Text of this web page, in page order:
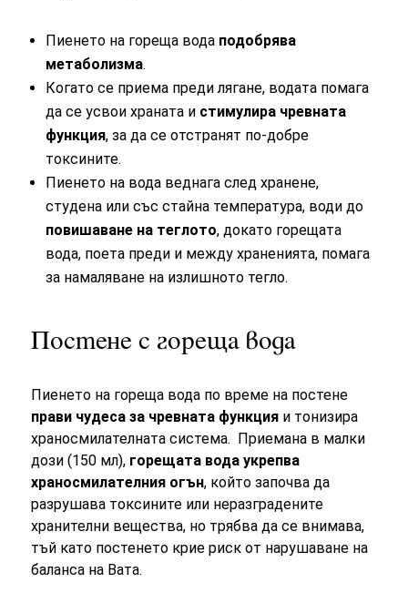
Пиенето на гореща вода подобрява
метаболизма.
Когато се приема преди лягане, водата помага
да се усвои храната и стимулира чревната
функция, за да се отстранят по-добре
токсините.
Пиенето на вода веднага след хранене,
студена или със стайна температура, води до
повишаване на теглото, докато горещата
вода, поета преди и между храненията, помага
за намаляване на излишното тегло.
Постене с гореща вода
Пиенето на гореща вода по време на постене
прави чудеса за чревната функция и тонизира
храносмилателната система. Приемана в малки
дози (150 мл), горещата вода укрепва
храносмилателния огън, който започва да
разрушава токсините или неразградените
хранителни вещества, но трябва да се внимава,
тъй като постенето крие риск от нарушаване на
баланса на Вата.